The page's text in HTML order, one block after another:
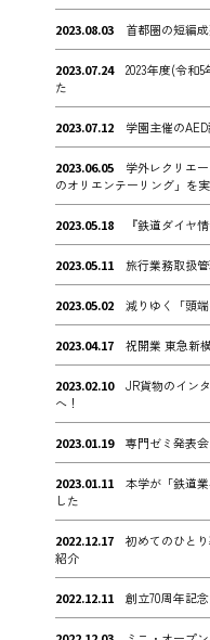
2023.08.03 首都圏の短編
2023.07.24
2023年度(令和
た
2023.07.12 学園主催の
2023.06.05
学外レクリエ
のオリエンテーリング」を
2023.05.18 『鉄道ダイヤ
2023.05.11 旅行業務取扱
2023.05.02 減りゆく「頭
2023.04.17 祝開業 東急新
2023.02.10
JR貨物のイン
へ！
2023.01.19 専門ゼミ発表
2023.01.11
本学が「鉄道
した
2022.12.17
初めてのひと
紹介
2022.12.11 創立70周年記